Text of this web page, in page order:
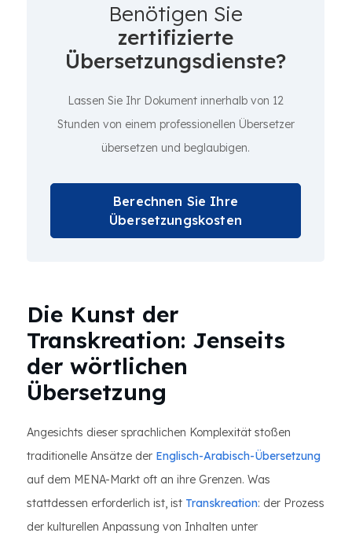
Benötigen Sie
zertifizierte
Übersetzungsdienste?
Lassen Sie Ihr Dokument innerhalb von 12
Stunden von einem professionellen Übersetzer
übersetzen und beglaubigen.
Berechnen Sie Ihre
Übersetzungskosten
Die Kunst der
Transkreation: Jenseits
der wörtlichen
Übersetzung
Angesichts dieser sprachlichen Komplexität stoßen
traditionelle Ansätze der Englisch-Arabisch-Übersetzung
auf dem MENA-Markt oft an ihre Grenzen. Was
stattdessen erforderlich ist, ist Transkreation: der Prozess
der kulturellen Anpassung von Inhalten unter